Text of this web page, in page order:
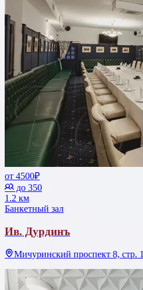
от 4500₽
до 350
1.2 км
Банкетный зал
Ив. Дурдинъ
Мичуринский проспект 8, стр. 1